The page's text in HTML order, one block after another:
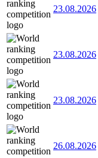
23.08.2026
23.08.2026
23.08.2026
26.08.2026